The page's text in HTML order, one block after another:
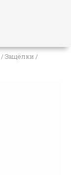
/Защёлки /